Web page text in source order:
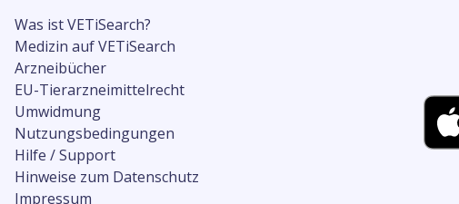
Was ist VETiSearch?
Medizin auf VETiSearch
Arzneibücher
EU-Tierarzneimittelrecht
Umwidmung
Nutzungsbedingungen
Hilfe / Support
Hinweise zum Datenschutz
Impressum